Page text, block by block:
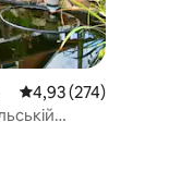
Середня оцінка: 4,93
4,93 (274)